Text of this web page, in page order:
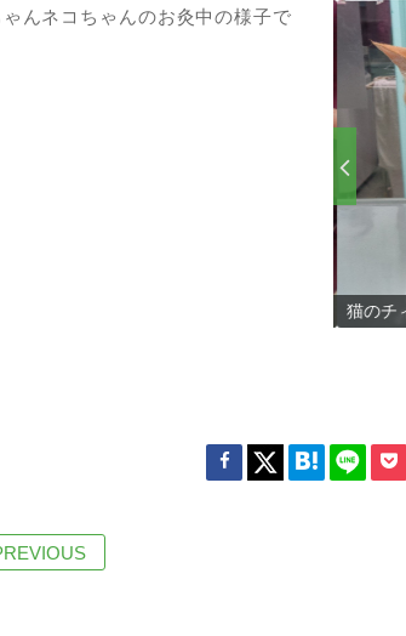
猫のチ
ゃんネコちゃんのお灸中の様子で